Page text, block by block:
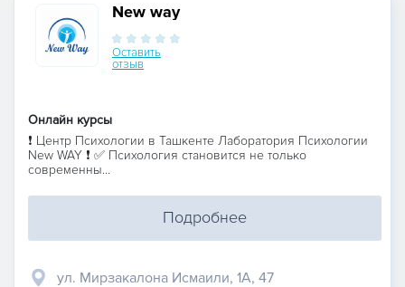
New way
Оставить
отзыв
Онлайн курсы
❗️ Центр Психологии в Ташкенте Лаборатория Психологии
New WAY ❗️ ✅ Психология становится не только
современны...
Подробнее
ул. Мирзакалона Исмаили, 1А, 47